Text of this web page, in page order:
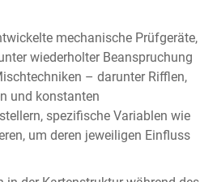
mechanische Prüfgeräte,
wiederholter Beanspruchung
– darunter Rifflen,
und konstanten
spezifische Variablen wie
um deren jeweiligen Einfluss